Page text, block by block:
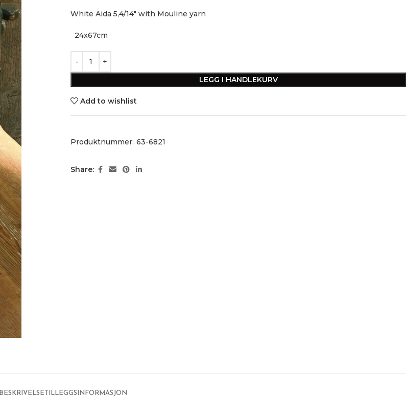
White Aida 5,4/14″ with Mouline yarn
24x67cm
LEGG I HANDLEKURV
Add to wishlist
Produktnummer: 63-6821
Share:
BESKRIVELSETILLEGGSINFORMASJON